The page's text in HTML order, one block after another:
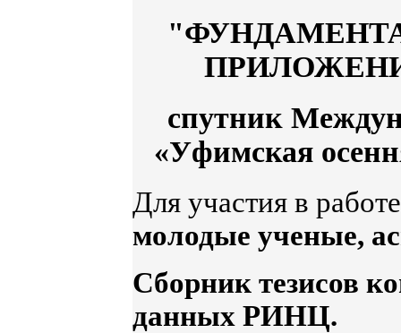
спутник
«Уфимская
Для участия в
молодые ученые,
Сборник тезисов
данных РИНЦ.